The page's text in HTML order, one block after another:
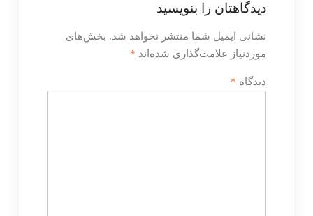
دیدگاهتان را بنویسید
نشانی ایمیل شما منتشر نخواهد شد. بخش‌های
موردنیاز علامت‌گذاری شده‌اند *
دیدگاه *